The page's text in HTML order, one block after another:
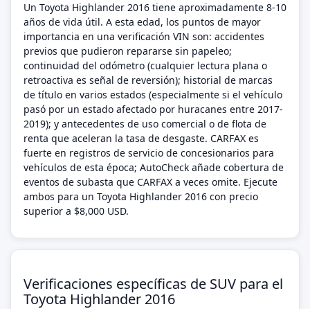
Un Toyota Highlander 2016 tiene aproximadamente 8-10
años de vida útil. A esta edad, los puntos de mayor
importancia en una verificación VIN son: accidentes
previos que pudieron repararse sin papeleo;
continuidad del odómetro (cualquier lectura plana o
retroactiva es señal de reversión); historial de marcas
de título en varios estados (especialmente si el vehículo
pasó por un estado afectado por huracanes entre 2017-
2019); y antecedentes de uso comercial o de flota de
renta que aceleran la tasa de desgaste. CARFAX es
fuerte en registros de servicio de concesionarios para
vehículos de esta época; AutoCheck añade cobertura de
eventos de subasta que CARFAX a veces omite. Ejecute
ambos para un Toyota Highlander 2016 con precio
superior a $8,000 USD.
Verificaciones específicas de SUV para el
Toyota Highlander 2016